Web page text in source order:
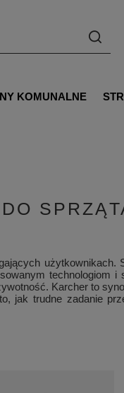
KOMUNALNE
użytkownikach.
technologiom i
Karcher to
jak trudne zadanie